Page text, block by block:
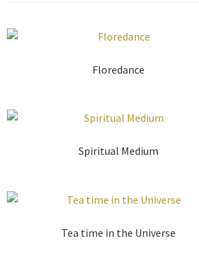
Floredance
Spiritual Medium
Tea time in the Universe